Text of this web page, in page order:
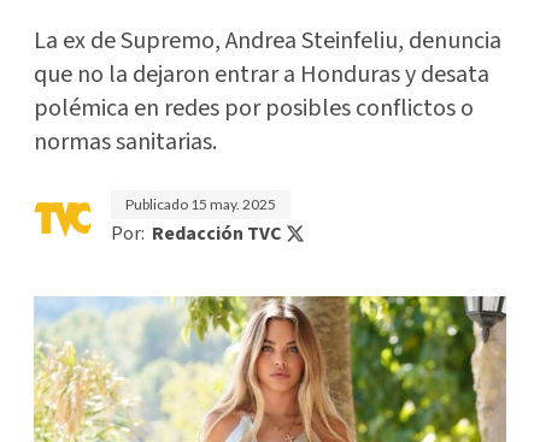
La ex de Supremo, Andrea Steinfeliu, denuncia
que no la dejaron entrar a Honduras y desata
polémica en redes por posibles conflictos o
normas sanitarias.
Publicado 15 may. 2025
Por: Redacción TVC